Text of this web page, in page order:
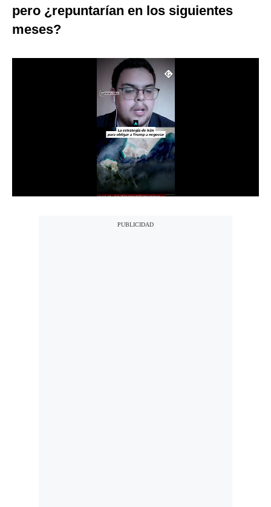
Tecnología
Club del Suscriptor
Mix
pero ¿repuntarían en los siguientes
meses?